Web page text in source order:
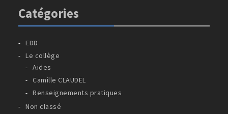
Catégories
EDD
Le collège
Aides
Camille CLAUDEL
Renseignements pratiques
Non classé